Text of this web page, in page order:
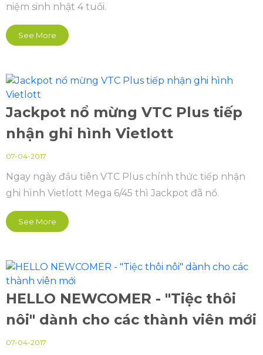
niệm sinh nhật 4 tuổi.
See More
Jackpot nổ mừng VTC Plus tiếp
nhận ghi hình Vietlott
07-04-2017
Ngay ngày đầu tiên VTC Plus chính thức tiếp nhận
ghi hình Vietlott Mega 6/45 thì Jackpot đã nổ.
See More
HELLO NEWCOMER - "Tiệc thôi
nôi" dành cho các thành viên mới
07-04-2017